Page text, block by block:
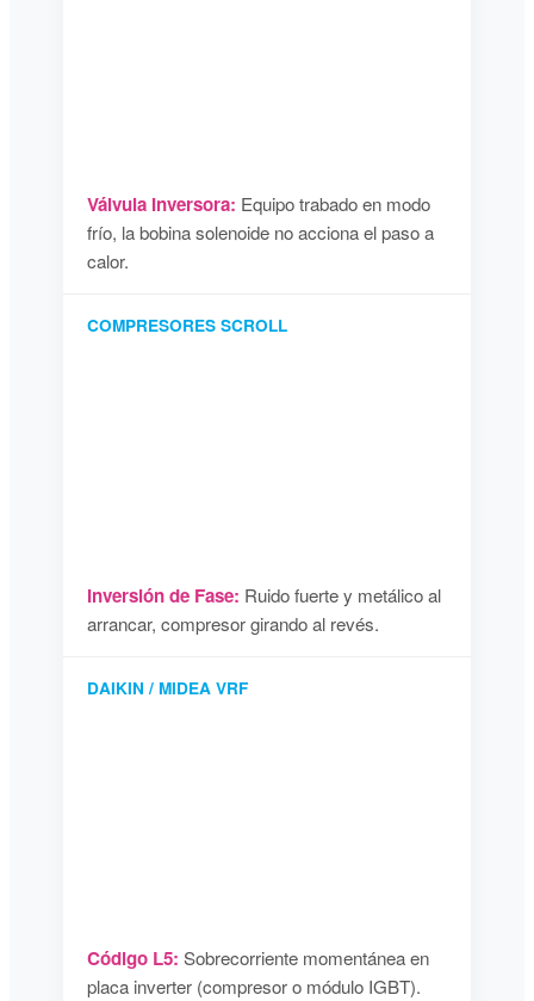
Válvula Inversora: Equipo trabado en modo
frío, la bobina solenoide no acciona el paso a
calor.
COMPRESORES SCROLL
Inversión de Fase: Ruido fuerte y metálico al
arrancar, compresor girando al revés.
DAIKIN / MIDEA VRF
Código L5: Sobrecorriente momentánea en
placa inverter (compresor o módulo IGBT).